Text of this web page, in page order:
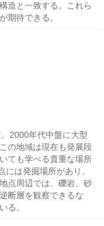
造と一致する。これら
期待できる。
2000年代中盤に大型
の地域は現在も発展段
ても学べる貴重な場所
は発掘場所があり、
点周辺では、礫岩、砂
断層を観察できるな
る。